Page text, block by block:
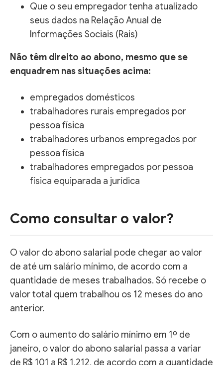
Que o seu empregador tenha atualizado
seus dados na Relação Anual de
Informações Sociais (Rais)
Não têm direito ao abono, mesmo que se
enquadrem nas situações acima:
empregados domésticos
trabalhadores rurais empregados por
pessoa física
trabalhadores urbanos empregados por
pessoa física
trabalhadores empregados por pessoa
física equiparada a jurídica
Como consultar o valor?
O valor do abono salarial pode chegar ao valor
de até um salário mínimo, de acordo com a
quantidade de meses trabalhados. Só recebe o
valor total quem trabalhou os 12 meses do ano
anterior.
Com o aumento do salário mínimo em 1º de
janeiro, o valor do abono salarial passa a variar
de R$ 101 a R$ 1.212, de acordo com a quantidade